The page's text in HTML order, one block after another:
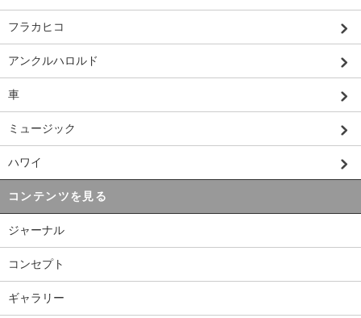
フラカヒコ
アンクルハロルド
車
ミュージック
ハワイ
コンテンツを見る
ジャーナル
コンセプト
ギャラリー